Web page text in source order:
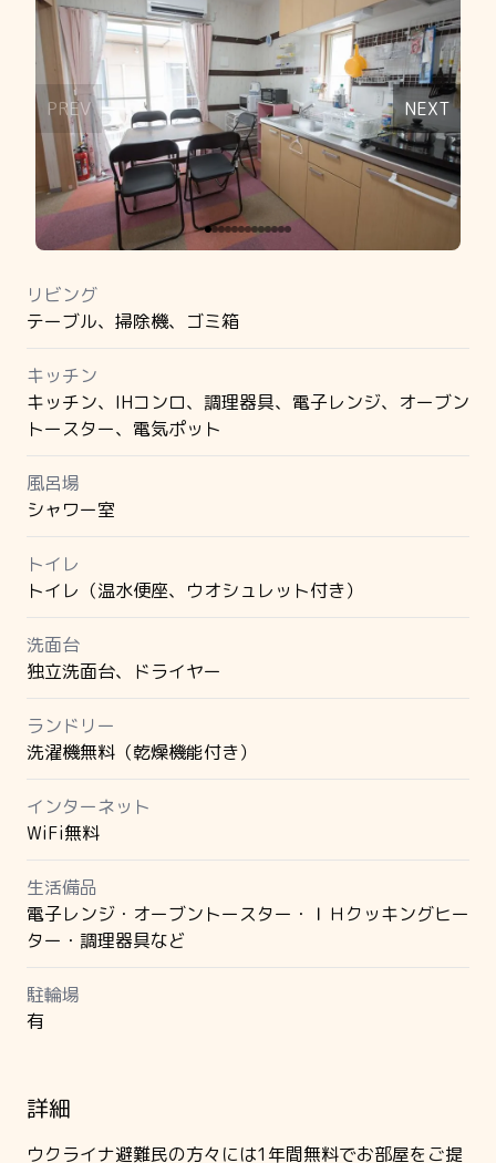
PREV NEXT
リビング
テーブル、掃除機、ゴミ箱
キッチン
キッチン、IHコンロ、調理器具、電子レンジ、オーブン
トースター、電気ポット
風呂場
シャワー室
トイレ
トイレ（温水便座、ウオシュレット付き）
洗面台
独立洗面台、ドライヤー
ランドリー
洗濯機無料（乾燥機能付き）
インターネット
WiFi無料
生活備品
電子レンジ・オーブントースター・ＩＨクッキングヒー
ター・調理器具など
駐輪場
有
詳細
ウクライナ避難民の方々には1年間無料でお部屋をご提